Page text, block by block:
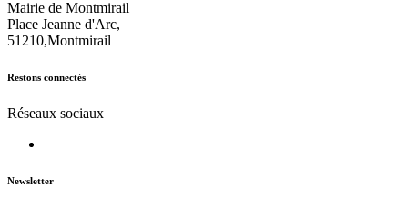
Mairie de Montmirail
Place Jeanne d'Arc,
51210,Montmirail
Restons connectés
Réseaux sociaux
Newsletter